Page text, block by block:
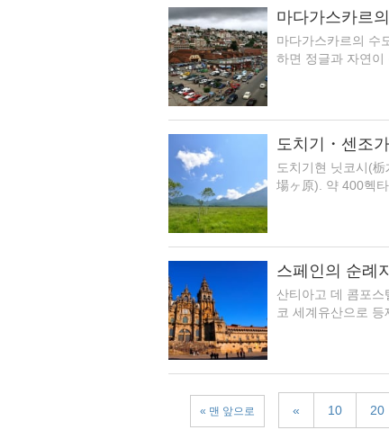
마다가스카르
마다가스카르의 수
하면 정글과 자연이
도치기・센조
도치기현 닛코시(
場ヶ原). 약 400헥
스페인의 순례
산티아고 데 콤포
코 세계유산으로 등
« 맨 앞으로 « 10 20